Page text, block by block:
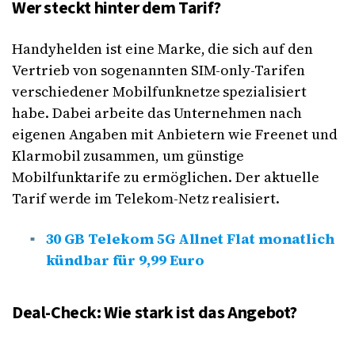
Wer steckt hinter dem Tarif?
Handyhelden ist eine Marke, die sich auf den
Vertrieb von sogenannten SIM-only-Tarifen
verschiedener Mobilfunknetze spezialisiert
habe. Dabei arbeite das Unternehmen nach
eigenen Angaben mit Anbietern wie Freenet und
Klarmobil zusammen, um günstige
Mobilfunktarife zu ermöglichen. Der aktuelle
Tarif werde im Telekom-Netz realisiert.
30 GB Telekom 5G Allnet Flat monatlich
kündbar für 9,99 Euro
Deal-Check: Wie stark ist das Angebot?